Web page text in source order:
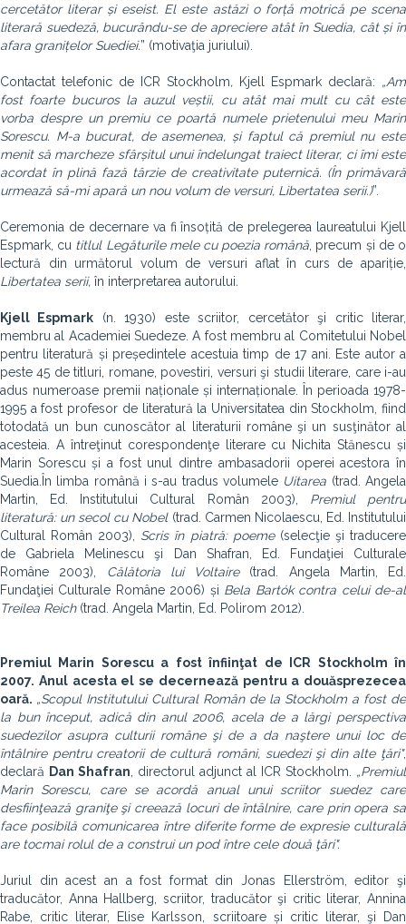
cercetător literar și eseist. El este astăzi o forță motrică pe scena
literară suedeză, bucurându-se de apreciere atât în Suedia, cât și în
afara granițelor Suediei.” (motivaţia juriului).
Contactat telefonic de ICR Stockholm, Kjell Espmark declară: „Am
fost foarte bucuros la auzul veștii, cu atât mai mult cu cât este
vorba despre un premiu ce poartă numele prietenului meu Marin
Sorescu. M-a bucurat, de asemenea, și faptul că premiul nu este
menit să marcheze sfârșitul unui îndelungat traiect literar, ci îmi este
acordat în plină fază târzie de creativitate puternică. (În primăvară
urmează să-mi apară un nou volum de versuri, Libertatea serii.)”.
Ceremonia de decernare va fi însoțită de prelegerea laureatului Kjell
Espmark, cu titlul Legăturile mele cu poezia română , precum și de o
lectură din următorul volum de versuri aflat în curs de apariție,
Libertatea serii, în interpretarea autorului.
Kjell Espmark (n. 1930) este scriitor, cercetător şi critic literar,
membru al Academiei Suedeze. A fost membru al Comitetului Nobel
pentru literatură și președintele acestuia timp de 17 ani. Este autor a
peste 45 de titluri, romane, povestiri, versuri şi studii literare, care i-au
adus numeroase premii naționale și internaționale. În perioada 1978-
1995 a fost profesor de literatură la Universitatea din Stockholm, fiind
totodată un bun cunoscător al literaturii române şi un susţinător al
acesteia. A întreţinut corespondenţe literare cu Nichita Stănescu și
Marin Sorescu și a fost unul dintre ambasadorii operei acestora în
Suedia.În limba română i s-au tradus volumele Uitarea (trad. Angela
Martin, Ed. Institutului Cultural Român 2003), Premiul pentru
literatură: un secol cu Nobel(trad. Carmen Nicolaescu, Ed. Institutului
Cultural Român 2003), Scris în piatră: poeme(selecţie şi traducere
de Gabriela Melinescu şi Dan Shafran, Ed. Fundaţiei Culturale
Române 2003), Călătoria lui Voltaire(trad. Angela Martin, Ed.
Fundaţiei Culturale Române 2006) și Bela Bartók contra celui de-al
Treilea Reich(trad. Angela Martin, Ed. Polirom 2012).
Premiul Marin Sorescu a fost înfiinţat de ICR Stockholm în
2007. Anul acesta el se decernează pentru a douăsprezecea
oară. „Scopul Institutului Cultural Român de la Stockholm a fost de
la bun început, adică din anul 2006, acela de a lărgi perspectiva
suedezilor asupra culturii române şi de a da naştere unui loc de
întâlnire pentru creatorii de cultură români, suedezi şi din alte ţări",
declară Dan Shafran , directorul adjunct al ICR Stockholm. „Premiul
Marin Sorescu, care se acordă anual unui scriitor suedez care
desfiinţează graniţe şi creează locuri de întâlnire, care prin opera sa
face posibilă comunicarea între diferite forme de expresie culturală
are tocmai rolul de a construi un pod între cele două ţări".
Juriul din acest an a fost format din Jonas Ellerström, editor şi
traducător, Anna Hallberg, scriitor, traducător şi critic literar, Annina
Rabe, critic literar, Elise Karlsson, scriitoare și critic literar, şi Dan